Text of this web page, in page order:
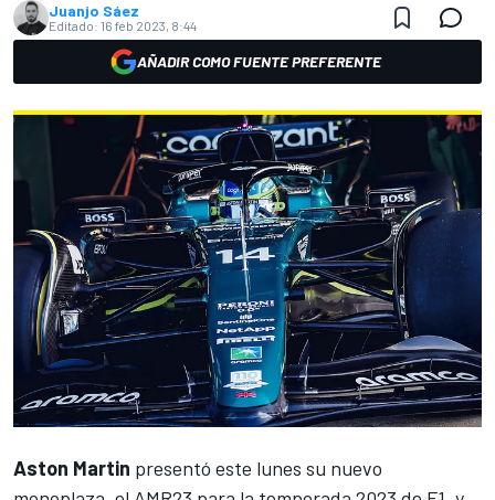
Juanjo Sáez
Editado: 16 feb 2023, 8:44
AÑADIR COMO FUENTE PREFERENTE
Aston Martin presentó este lunes su nuevo